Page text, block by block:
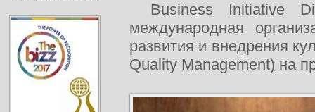
Business Initiative
международная
развития и внедрения
Quality Management) на